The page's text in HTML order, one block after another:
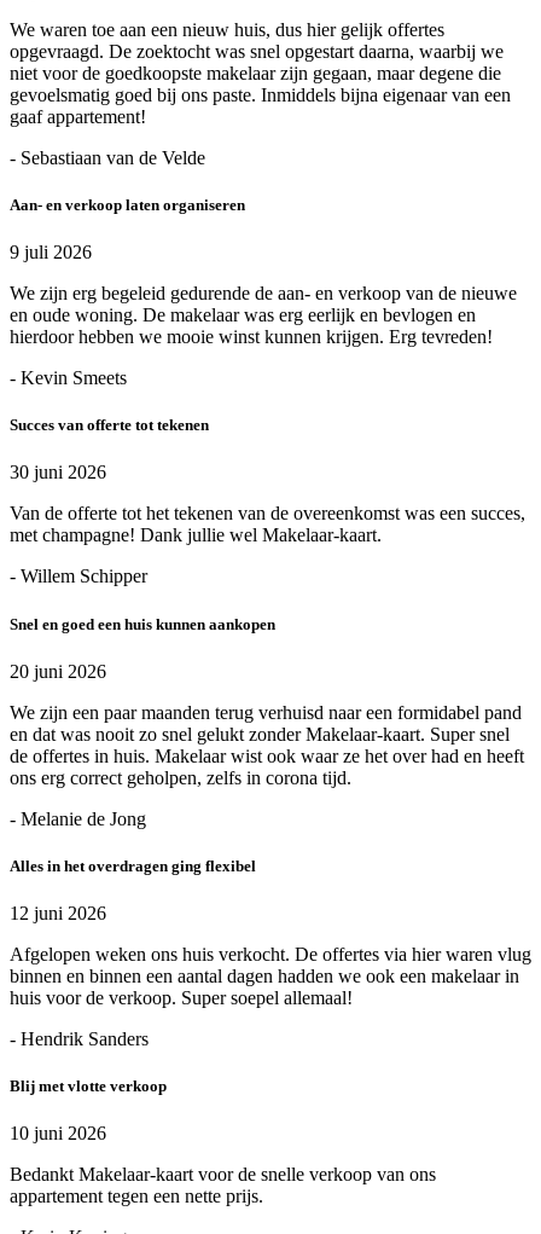
We waren toe aan een nieuw huis, dus hier gelijk offertes
opgevraagd. De zoektocht was snel opgestart daarna, waarbij we
niet voor de goedkoopste makelaar zijn gegaan, maar degene die
gevoelsmatig goed bij ons paste. Inmiddels bijna eigenaar van een
gaaf appartement!
- Sebastiaan van de Velde
Aan- en verkoop laten organiseren
9 juli 2026
We zijn erg begeleid gedurende de aan- en verkoop van de nieuwe
en oude woning. De makelaar was erg eerlijk en bevlogen en
hierdoor hebben we mooie winst kunnen krijgen. Erg tevreden!
- Kevin Smeets
Succes van offerte tot tekenen
30 juni 2026
Van de offerte tot het tekenen van de overeenkomst was een succes,
met champagne! Dank jullie wel Makelaar-kaart.
- Willem Schipper
Snel en goed een huis kunnen aankopen
20 juni 2026
We zijn een paar maanden terug verhuisd naar een formidabel pand
en dat was nooit zo snel gelukt zonder Makelaar-kaart. Super snel
de offertes in huis. Makelaar wist ook waar ze het over had en heeft
ons erg correct geholpen, zelfs in corona tijd.
- Melanie de Jong
Alles in het overdragen ging flexibel
12 juni 2026
Afgelopen weken ons huis verkocht. De offertes via hier waren vlug
binnen en binnen een aantal dagen hadden we ook een makelaar in
huis voor de verkoop. Super soepel allemaal!
- Hendrik Sanders
Blij met vlotte verkoop
10 juni 2026
Bedankt Makelaar-kaart voor de snelle verkoop van ons
appartement tegen een nette prijs.